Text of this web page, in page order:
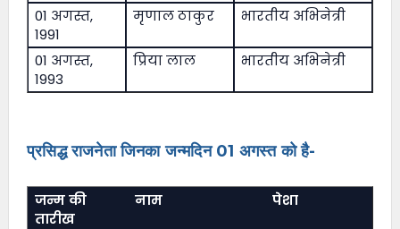
01 अगस्त,
1991
मृणाल ठाकुर भारतीय अभिनेत्री
01 अगस्त,
1993
प्रिया लाल भारतीय अभिनेत्री
प्रसिद्ध राजनेता जिनका जन्मदिन 01 अगस्त को है-
जन्म की
तारीख
नाम पेशा